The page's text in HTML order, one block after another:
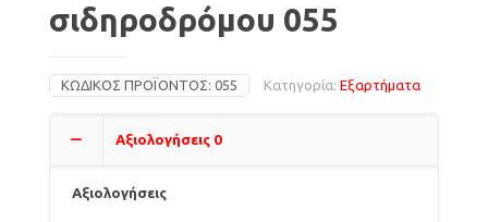
σιδηροδρόμου 055
ΚΩΔΙΚΌΣ ΠΡΟΪΌΝΤΟΣ: 055 Κατηγορία: Εξαρτήματα
Αξιολογήσεις 0
Αξιολογήσεις